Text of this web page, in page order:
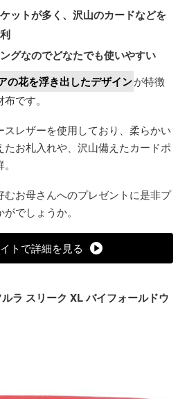
ットが多く、沢山のカードなどを
グなのでどなたでも使いやすい
の花を浮き出したデザインが特徴
です。
レザーを使用しており、柔らかい
お札入れや、沢山備えたカードポ
お母さんへのプレゼントに是非プ
でしょうか。
トで詳細を見る
ラ スリーク XL バイフォールドウ